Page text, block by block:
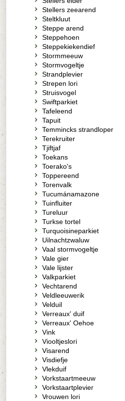
Stellers zeearend
Steltkluut
Steppe arend
Steppehoen
Steppekiekendief
Stormmeeuw
Stormvogeltje
Strandplevier
Strepen lori
Struisvogel
Swiftparkiet
Tafeleend
Tapuit
Temmincks strandloper
Terekruiter
Tjiftjaf
Toekans
Toerako's
Toppereend
Torenvalk
Tucumánamazone
Tuinfluiter
Tureluur
Turkse tortel
Turquoisineparkiet
Uilnachtzwaluw
Vaal stormvogeltje
Vale gier
Vale lijster
Valkparkiet
Vechtarend
Veldleeuwerik
Velduil
Verreaux' duif
Verreaux' Oehoe
Vink
Viooltjeslori
Visarend
Visdiefje
Vlekduif
Vorkstaartmeeuw
Vorkstaartplevier
Vrouwen lori